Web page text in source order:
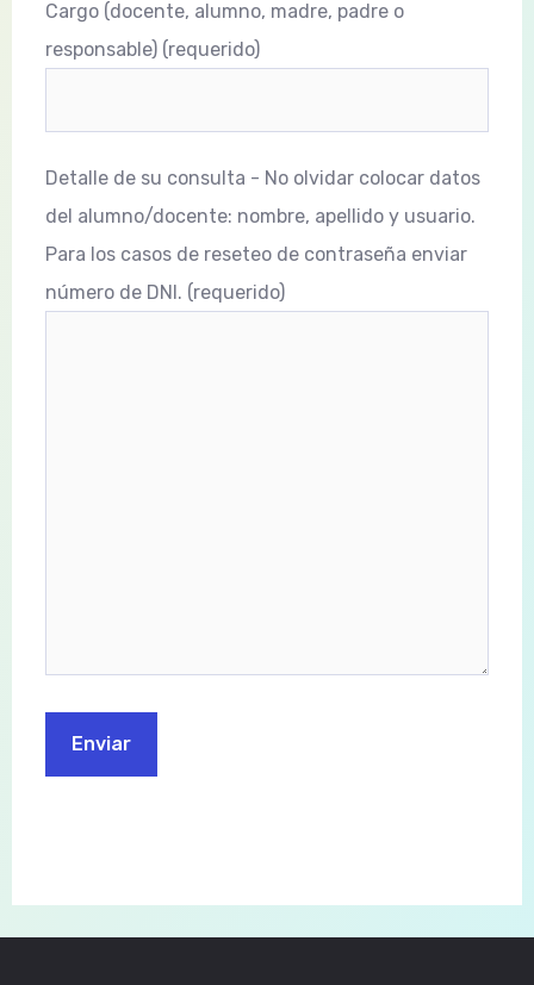
Cargo (docente, alumno, madre, padre o
responsable) (requerido)
Detalle de su consulta - No olvidar colocar datos
del alumno/docente: nombre, apellido y usuario.
Para los casos de reseteo de contraseña enviar
número de DNI. (requerido)